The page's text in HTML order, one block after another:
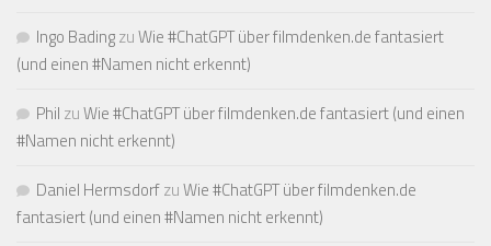
Ingo BadingzuWie #ChatGPT über filmdenken.de fantasiert
(und einen #Namen nicht erkennt)
Phil zuWie #ChatGPT über filmdenken.de fantasiert (und einen
#Namen nicht erkennt)
Daniel HermsdorfzuWie #ChatGPT über filmdenken.de
fantasiert (und einen #Namen nicht erkennt)